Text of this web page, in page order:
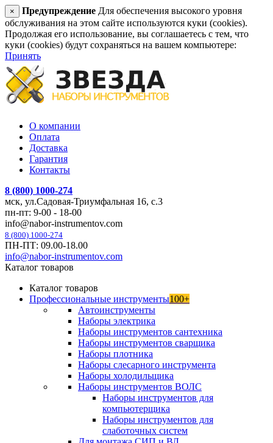
× Предупреждение Для обеспечения высокого уровня
обслуживания на этом сайте используются куки (cookies).
Продолжая его использование, вы соглашаетесь с тем, что
куки (cookies) будут сохраняться на вашем компьютере:
Принять
О компании
Оплата
Доставка
Гарантия
Контакты
8 (800) 1000-274
мск, ул.Садовая-Триумфальная 16, с.3
пн-пт: 9-00 - 18-00
info@nabor-instrumentov.com
8 (800) 1000-274
ПН-ПТ: 09.00-18.00
info@nabor-instrumentov.com
Каталог товаров
Каталог товаров
Профессиональные инструменты100+
Автоинструменты
Наборы электрика
Наборы инструментов сантехника
Наборы инструментов сварщика
Наборы плотника
Наборы слесарного инструмента
Наборы холодильщика
Наборы инструментов ВОЛС
Наборы инструментов для
компьютерщика
Наборы инструментов для
слаботочных систем